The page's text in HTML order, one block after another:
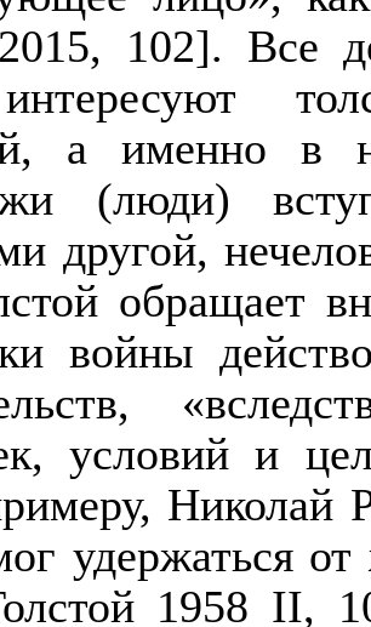
102]. Все
а именно в
(люди)
другой,
обращает
войны
условий и
Николай
удержаться
1958 II,